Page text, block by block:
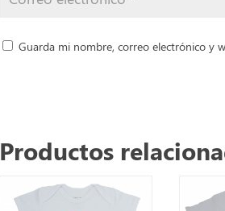
Guarda mi nombre, correo electrónico y
Productos